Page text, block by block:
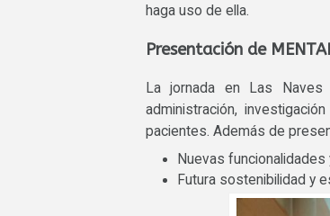
haga uso de ella.
Presentación de
La jornada en Las Naves
administración,
pacientes. Además de
Nuevas
Futura sostenibilidad y